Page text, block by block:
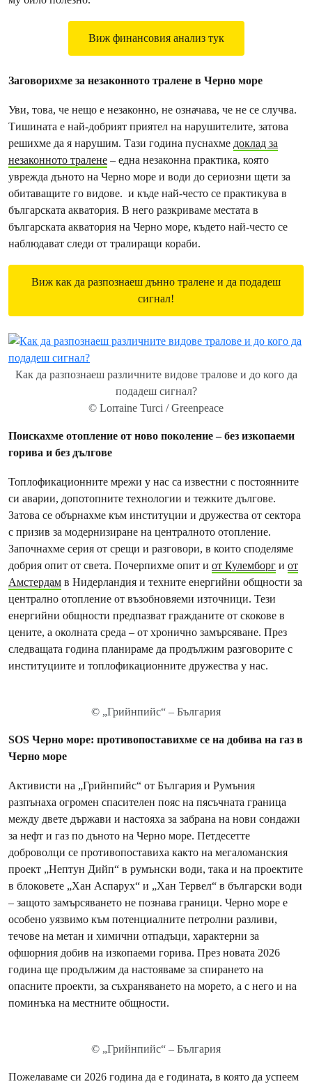
Виж финансовия анализ тук
Заговорихме за незаконното тралене в Черно море
Уви, това, че нещо е незаконно, не означава, че не се случва.
Тишината е най-добрият приятел на нарушителите, затова
решихме да я нарушим. Тази година пуснахме доклад за
незаконното тралене – една незаконна практика, която
уврежда дъното на Черно море и води до сериозни щети за
обитаващите го видове. и къде най-често се практикува в
българската акватория. В него разкриваме местата в
българската акватория на Черно море, където най-често се
наблюдават следи от тралиращи кораби.
Виж как да разпознаеш дънно тралене и да подадеш
сигнал!
Как да разпознаеш различните видове тралове и до кого да
подадеш сигнал?
© Lorraine Turci / Greenpeace
Поискахме отопление от ново поколение – без изкопаеми
горива и без дългове
Топлофикационните мрежи у нас са известни с постоянните
си аварии, допотопните технологии и тежките дългове.
Затова се обърнахме към институции и дружества от сектора
с призив за модернизиране на централното отопление.
Започнахме серия от срещи и разговори, в които споделяме
добрия опит от света. Почерпихме опит и от Кулемборг и от
Амстердам в Нидерландия и техните енергийни общности за
централно отопление от възобновяеми източници. Тези
енергийни общности предпазват гражданите от скокове в
цените, а околната среда – от хронично замърсяване. През
следващата година планираме да продължим разговорите с
институциите и топлофикационните дружества у нас.
© „Грийнпийс“ – България
SOS Черно море: противопоставихме се на добива на газ в
Черно море
Активисти на „Грийнпийс“ от България и Румъния
разпънаха огромен спасителен пояс на пясъчната граница
между двете държави и настояха за забрана на нови сондажи
за нефт и газ по дъното на Черно море. Петдесетте
доброволци се противопоставиха както на мегаломанския
проект „Нептун Дийп“ в румънски води, така и на проектите
в блоковете „Хан Аспарух“ и „Хан Тервел“ в български води
– защото замърсяването не познава граници. Черно море е
особено уязвимо към потенциалните петролни разливи,
течове на метан и химични отпадъци, характерни за
офшорния добив на изкопаеми горива. През новата 2026
година ще продължим да настояваме за спирането на
опасните проекти, за съхраняването на морето, а с него и на
поминъка на местните общности.
© „Грийнпийс“ – България
Пожелаваме си 2026 година да е годината, в която да успеем